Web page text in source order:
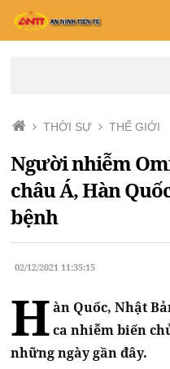
THỜI SỰ THẾ GIỚI
Người nhiễm
châu Á, Hàn
bệnh
02/12/2021 11:35:15
H àn Quốc, Nhật
ca nhiễm biến
những ngày gần đây.